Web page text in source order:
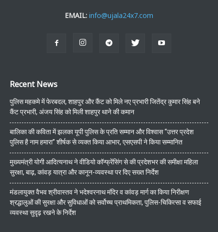
EMAIL: info@ujala24x7.com
Recent News
पुलिस महकमे में फेरबदल, शाहपुर और कैंट को मिले नए प्रभारी जितेंद्र कुमार सिंह बने
कैंट प्रभारी, अंजय सिंह को मिली शाहपुर थाने की कमान
बालिका की कविता में झलका यूपी पुलिस के प्रति सम्मान और विश्वास “उत्तर प्रदेश
पुलिस है नाम हमारा” शीर्षक से व्यक्त किया आभार, एसएसपी ने किया सम्मानित
मुख्यमंत्री योगी आदित्यनाथ ने वीडियो कॉन्फ्रेंसिंग से की प्रदेशभर की समीक्षा महिला
सुरक्षा, बाढ़, कांवड़ यात्रा और कानून-व्यवस्था पर दिए सख्त निर्देश
मंडलायुक्त वैभव श्रीवास्तव ने भदेश्वरनाथ मंदिर व कांवड़ मार्ग का किया निरीक्षण
श्रद्धालुओं की सुरक्षा और सुविधाओं को सर्वोच्च प्राथमिकता, पुलिस-चिकित्सा व सफाई
व्यवस्था सुदृढ़ रखने के निर्देश